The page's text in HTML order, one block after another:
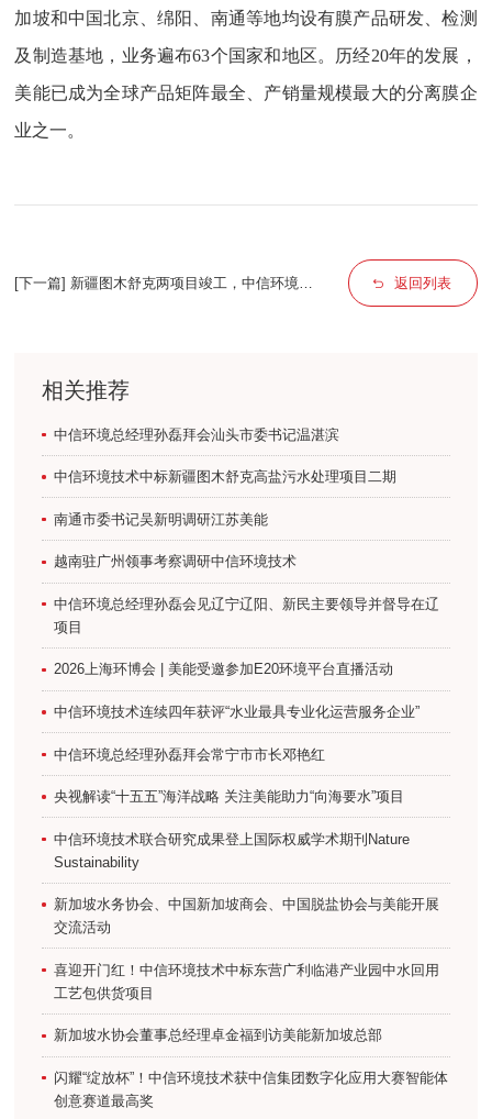
加坡和中国北京、绵阳、南通等地均设有膜产品研发、检测
及制造基地，业务遍布63个国家和地区。历经20年的发展，
美能已成为全球产品矩阵最全、产销量规模最大的分离膜企
业之一。
[下一篇] 新疆图木舒克两项目竣工，中信环境技
返回列表
相关推荐
中信环境总经理孙磊拜会汕头市委书记温湛滨
中信环境技术中标新疆图木舒克高盐污水处理项目二期
南通市委书记吴新明调研江苏美能
越南驻广州领事考察调研中信环境技术
中信环境总经理孙磊会见辽宁辽阳、新民主要领导并督导在辽
项目
2026上海环博会 | 美能受邀参加E20环境平台直播活动
中信环境技术连续四年获评“水业最具专业化运营服务企业”
中信环境总经理孙磊拜会常宁市市长邓艳红
央视解读“十五五”海洋战略 关注美能助力“向海要水”项目
中信环境技术联合研究成果登上国际权威学术期刊Nature
Sustainability
新加坡水务协会、中国新加坡商会、中国脱盐协会与美能开展
交流活动
喜迎开门红！中信环境技术中标东营广利临港产业园中水回用
工艺包供货项目
新加坡水协会董事总经理卓金福到访美能新加坡总部
闪耀“绽放杯”！中信环境技术获中信集团数字化应用大赛智能体
创意赛道最高奖